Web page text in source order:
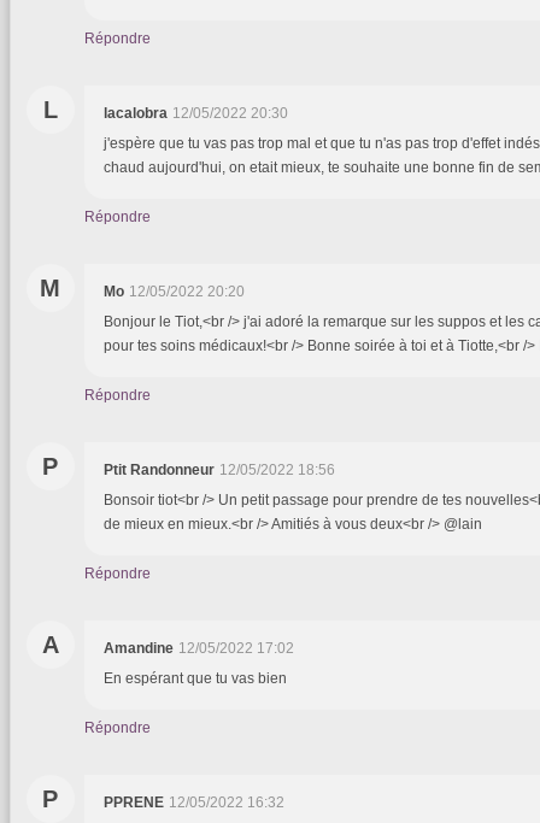
Répondre
L lacalobra 12/05/2022 20:30
j'espère que tu vas pas trop mal et que tu n'as pas trop d'effet
chaud aujourd'hui, on etait mieux, te souhaite une bonne fin de
Répondre
M Mo 12/05/2022 20:20
Bonjour le Tiot,<br /> j'ai adoré la remarque sur les suppos et les
pour tes soins médicaux!<br /> Bonne soirée à toi et à Tiotte,<br /
Répondre
P Ptit Randonneur 12/05/2022 18:56
Bonsoir tiot<br /> Un petit passage pour prendre de tes
de mieux en mieux.<br /> Amitiés à vous deux<br /> @lain
Répondre
A Amandine 12/05/2022 17:02
En espérant que tu vas bien
Répondre
P PPRENE 12/05/2022 16:32